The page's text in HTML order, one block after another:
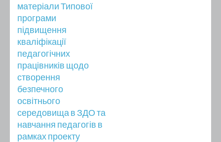
матеріали Типової
програми
підвищення
кваліфікації
педагогічних
працівників щодо
створення
безпечного
освітнього
середовища в ЗДО та
навчання педагогів в
рамках проекту